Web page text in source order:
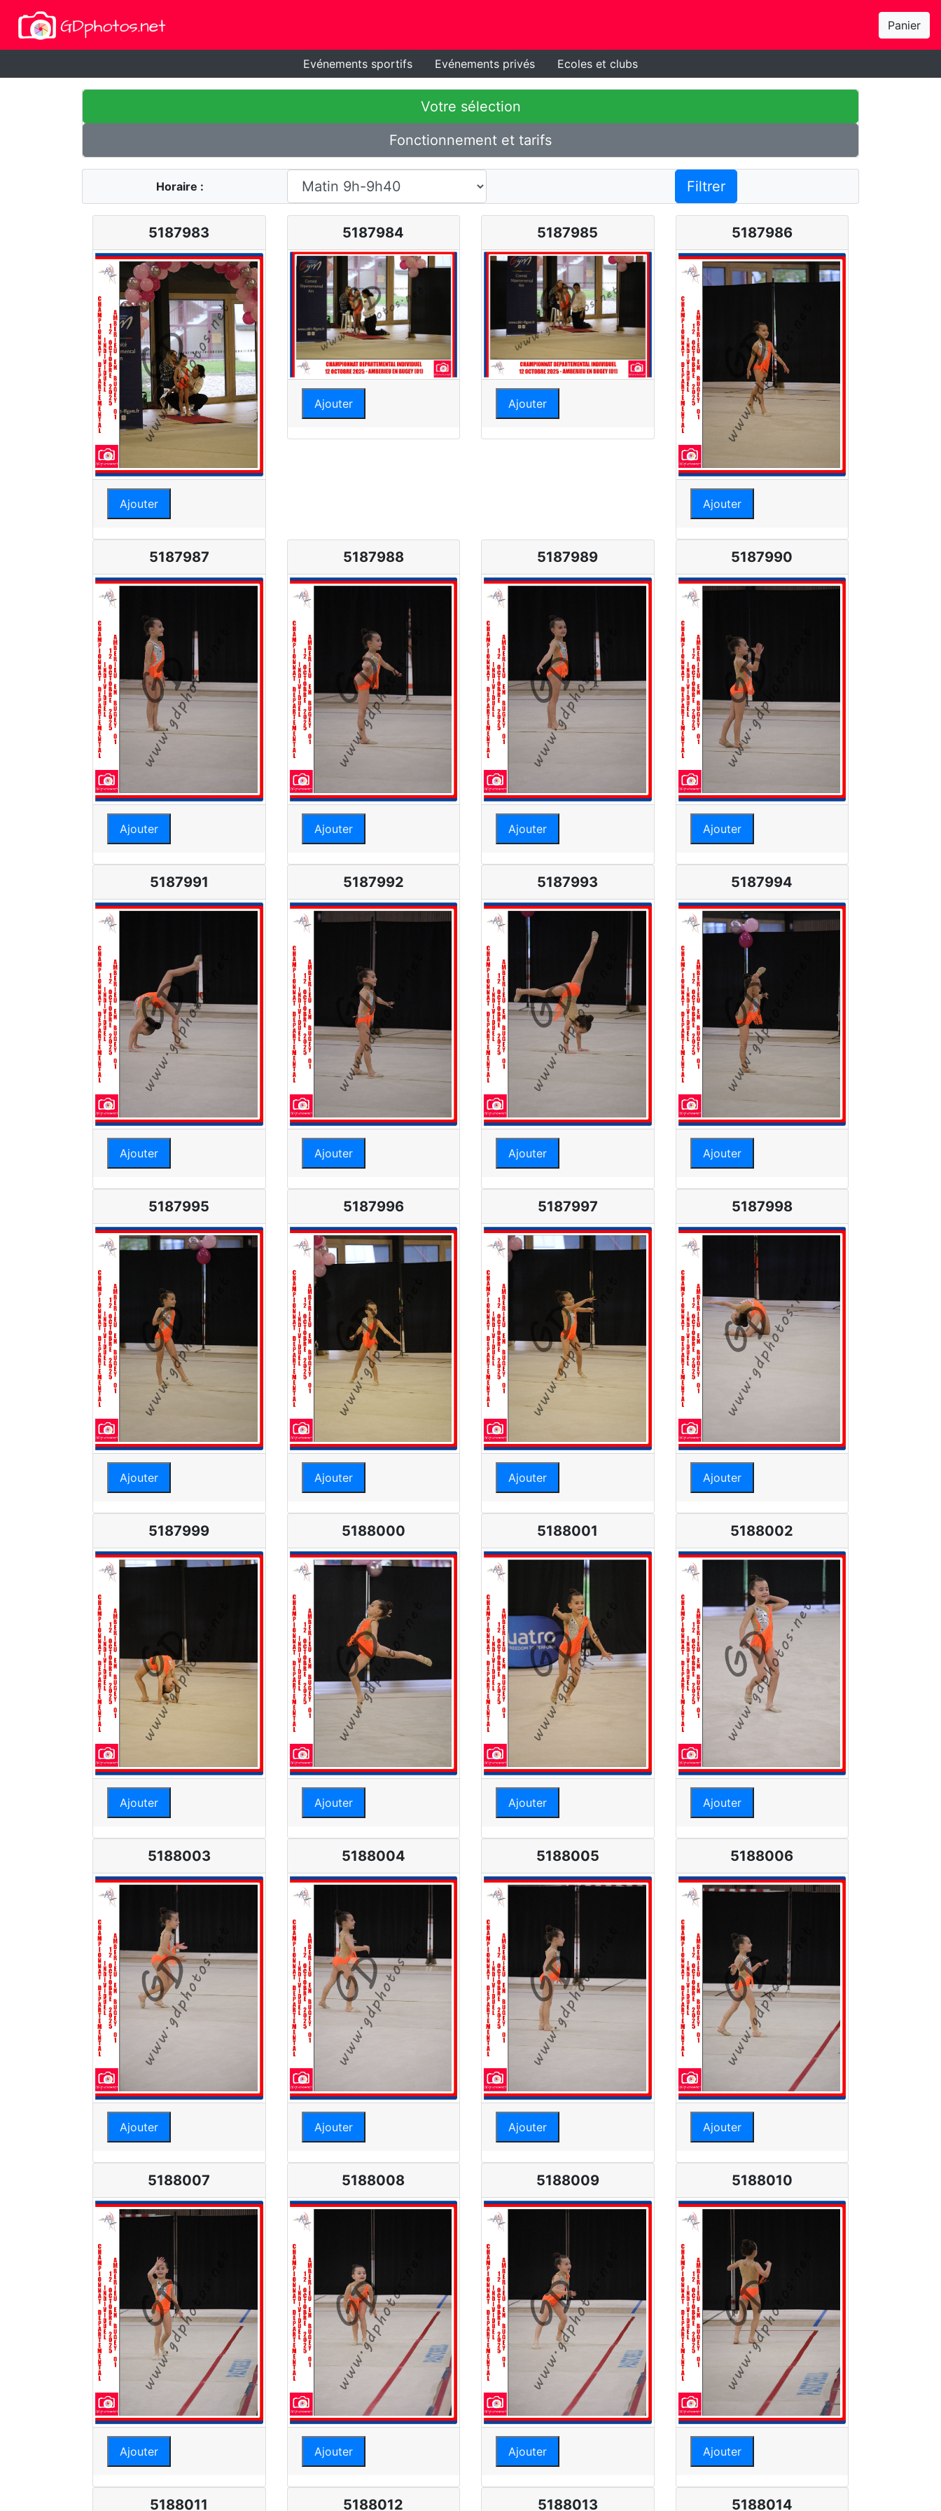
Panier
Evénements sportifs Evénements privés Ecoles et clubs
Votre sélection
Fonctionnement et tarifs
Horaire : Filtrer
5187983
Ajouter
5187984
Ajouter
5187985
Ajouter
5187986
Ajouter
5187987
Ajouter
5187988
Ajouter
5187989
Ajouter
5187990
Ajouter
5187991
Ajouter
5187992
Ajouter
5187993
Ajouter
5187994
Ajouter
5187995
Ajouter
5187996
Ajouter
5187997
Ajouter
5187998
Ajouter
5187999
Ajouter
5188000
Ajouter
5188001
Ajouter
5188002
Ajouter
5188003
Ajouter
5188004
Ajouter
5188005
Ajouter
5188006
Ajouter
5188007
Ajouter
5188008
Ajouter
5188009
Ajouter
5188010
Ajouter
5188011 5188012 5188013 5188014